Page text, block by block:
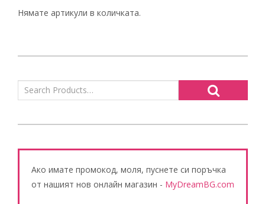
Нямате артикули в количката.
Ако имате промокод, моля, пуснете си поръчка
от нашият нов онлайн магазин - MyDreamBG.com